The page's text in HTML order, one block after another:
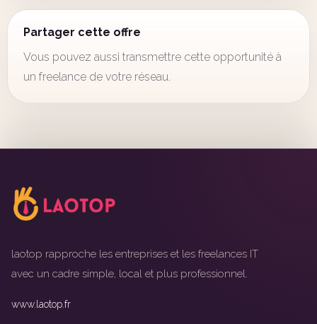
Partager cette offre
Vous pouvez aussi transmettre cette opportunité à
un freelance de votre réseau.
laotop rapproche les entreprises et les freelances IT
avec un cadre simple, local et plus professionnel.
www.laotop.fr